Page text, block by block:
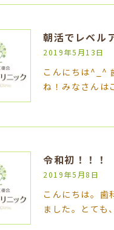
朝活でレベル
2019年5月13日
こんにちは^_^
ね！みなさんは
令和初！！！
2019年5月8日
こんにちは。歯
ました。とて